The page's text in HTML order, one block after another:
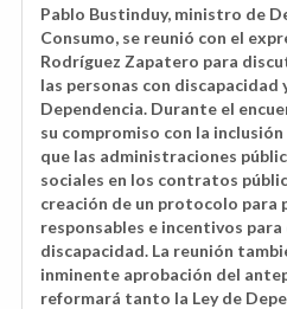
Pablo Bustinduy, ministro de
Consumo, se reunió con el
Rodríguez Zapatero para
las personas con discapacidad
Dependencia. Durante el
su compromiso con la
que las administraciones
sociales en los contratos
creación de un protocolo para
responsables e incentivos
discapacidad. La reunión
inminente aprobación del
reformará tanto la Ley de